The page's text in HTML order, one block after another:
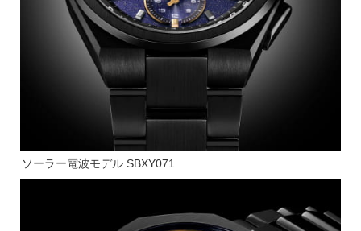
ソーラー電波モデル SBXY071